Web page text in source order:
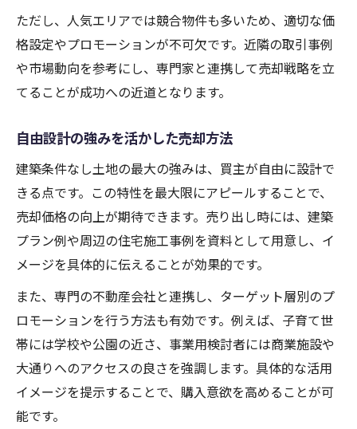
ただし、人気エリアでは競合物件も多いため、適切な価
格設定やプロモーションが不可欠です。近隣の取引事例
や市場動向を参考にし、専門家と連携して売却戦略を立
てることが成功への近道となります。
自由設計の強みを活かした売却方法
建築条件なし土地の最大の強みは、買主が自由に設計で
きる点です。この特性を最大限にアピールすることで、
売却価格の向上が期待できます。売り出し時には、建築
プラン例や周辺の住宅施工事例を資料として用意し、イ
メージを具体的に伝えることが効果的です。
また、専門の不動産会社と連携し、ターゲット層別のプ
ロモーションを行う方法も有効です。例えば、子育て世
帯には学校や公園の近さ、事業用検討者には商業施設や
大通りへのアクセスの良さを強調します。具体的な活用
イメージを提示することで、購入意欲を高めることが可
能です。